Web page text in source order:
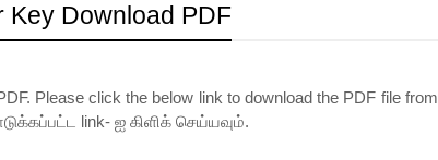
Key Download PDF
Please click the below link to download the PDF file from
link- ஐ கிளிக் செய்யவும்.